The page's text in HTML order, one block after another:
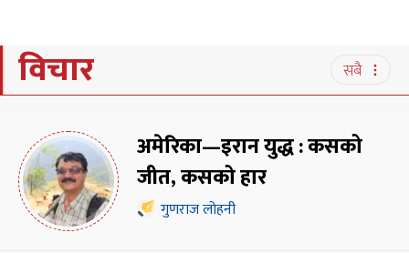
विचार सबै
अमेरिका—इरान युद्ध : कसको
जीत, कसको हार
गुणराज लोहनी